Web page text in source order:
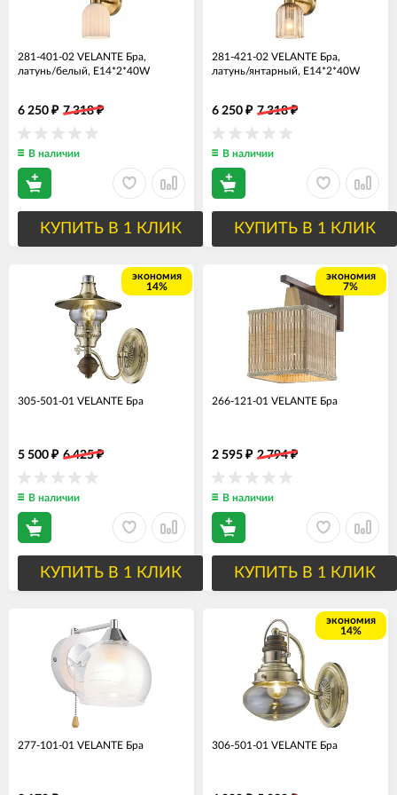
281-401-02 VELANTE Бра,
латунь/белый, E14*2*40W
6 250 ₽ 7 318₽
В наличии
КУПИТЬ В 1 КЛИК
281-421-02 VELANTE Бра,
латунь/янтарный, E14*2*40W
6 250 ₽ 7 318₽
В наличии
КУПИТЬ В 1 КЛИК
экономия
14%
305-501-01 VELANTE Бра
5 500 ₽ 6 425₽
В наличии
КУПИТЬ В 1 КЛИК
экономия
7%
266-121-01 VELANTE Бра
2 595 ₽ 2 794₽
В наличии
КУПИТЬ В 1 КЛИК
277-101-01 VELANTE Бра
экономия
14%
306-501-01 VELANTE Бра